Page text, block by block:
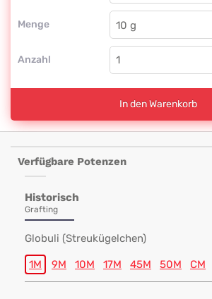
Menge
Globuli
Anzahl
In den Warenkorb
Verfügbare Potenzen
Historisch
Grafting
Globuli (Streukügelchen)
1M 9M 10M 17M 45M 50M CM